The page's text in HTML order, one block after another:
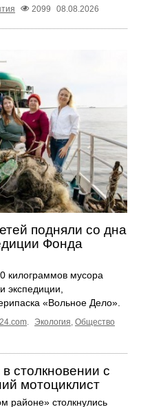
2099 08.08.2026
подняли со дна
Фонда
килограммов мусора
экспедиции,
«Вольное Дело».
. Экология, Общество
столкновении с
мотоциклист
районе» столкнулись